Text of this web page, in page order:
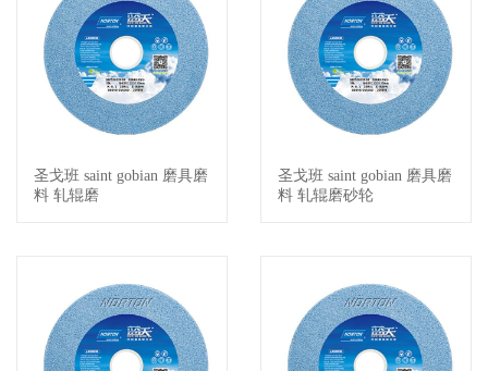
查看详情
圣戈班 saint gobian 磨具磨
料 轧辊磨
查看详情
圣戈班 saint gobian 磨具磨
料 轧辊磨砂轮